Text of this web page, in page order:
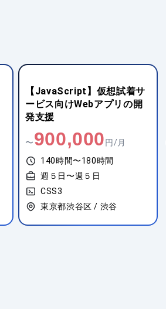
【CSS3】FX企業向けフロ
ントエンドの設計・開発
〜500,000 円/月
140時間〜180時間
週５日〜週５日
CSS3
東京都千代田区 / 神田